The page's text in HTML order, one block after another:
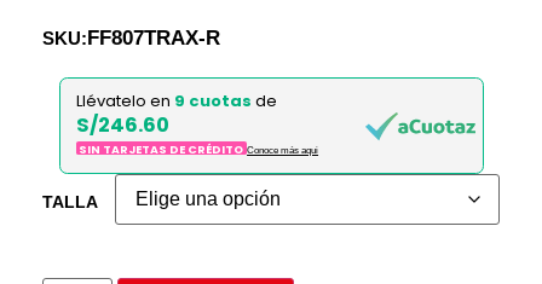
SKU: FF807TRAX-R
Llévatelo en 9 cuotas de
S/246.60
SIN TARJETAS DE CRÉDITO Conoce más aqui
TALLA